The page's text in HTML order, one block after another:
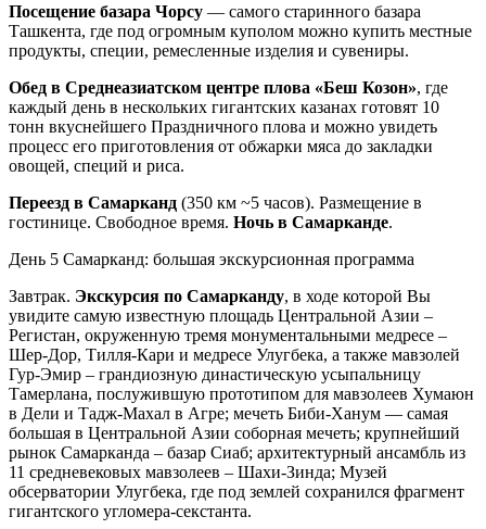
Посещение базара Чорсу — самого старинного базара
Ташкента, где под огромным куполом можно купить местные
продукты, специи, ремесленные изделия и сувениры.
Обед в Среднеазиатском центре плова «Беш Козон», где
каждый день в нескольких гигантских казанах готовят 10
тонн вкуснейшего Праздничного плова и можно увидеть
процесс его приготовления от обжарки мяса до закладки
овощей, специй и риса.
Переезд в Самарканд (350 км ~5 часов). Размещение в
гостинице. Свободное время. Ночь в Самарканде.
День 5 Самарканд: большая экскурсионная программа
Завтрак. Экскурсия по Самарканду, в ходе которой Вы
увидите самую известную площадь Центральной Азии –
Регистан, окруженную тремя монументальными медресе –
Шер-Дор, Тилля-Кари и медресе Улугбека, а также мавзолей
Гур-Эмир – грандиозную династическую усыпальницу
Тамерлана, послужившую прототипом для мавзолеев Хумаюн
в Дели и Тадж-Махал в Агре; мечеть Биби-Ханум — самая
большая в Центральной Азии соборная мечеть; крупнейший
рынок Самарканда – базар Сиаб; архитектурный ансамбль из
11 средневековых мавзолеев – Шахи-Зинда; Музей
обсерватории Улугбека, где под землей сохранился фрагмент
гигантского угломера-секстанта.